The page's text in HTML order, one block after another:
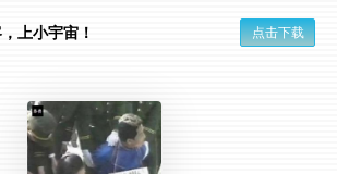
上小宇宙！ 点击下载